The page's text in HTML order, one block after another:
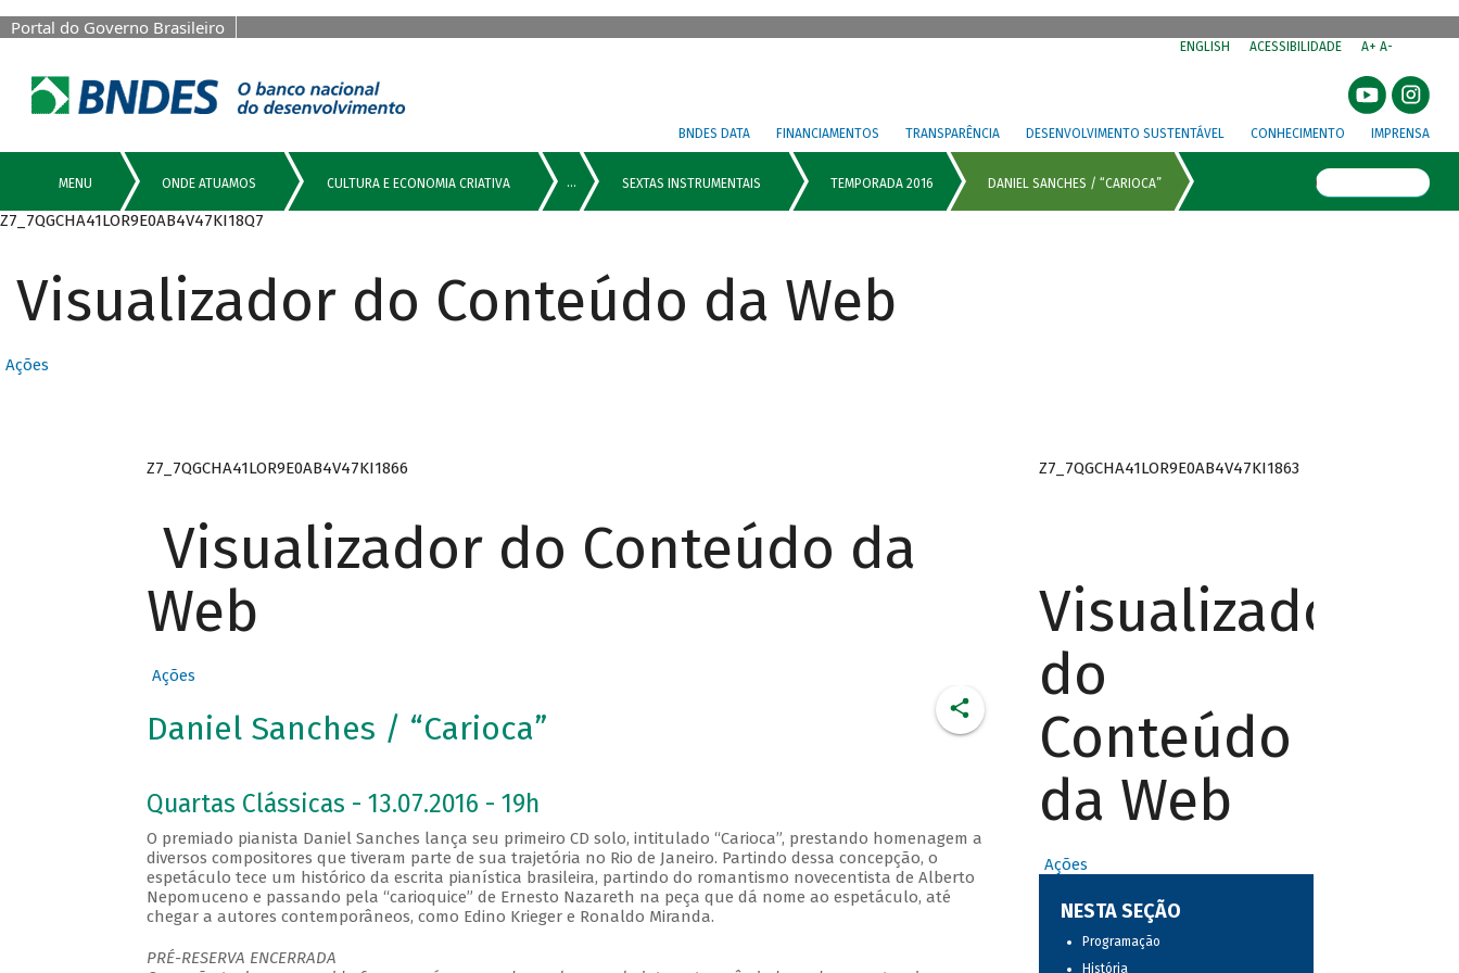
Portal do Governo Brasileiro
ENGLISH ACESSIBILIDADE A+ A-
BNDES DATA FINANCIAMENTOS TRANSPARÊNCIA DESENVOLVIMENTO SUSTENTÁVEL CONHECIMENTO IMPRENSA
Z7_7QGCHA41LOR9E0AB4V47KI18Q7
Visualizador do Conteúdo da Web
Ações
Z7_7QGCHA41LOR9E0AB4V47KI1866
Visualizador do Conteúdo da
Web
Ações
Daniel Sanches / “Carioca”
Quartas Clássicas - 13.07.2016 - 19h
O premiado pianista Daniel Sanches lança seu primeiro CD solo, intitulado “Carioca”, prestando homenagem a
diversos compositores que tiveram parte de sua trajetória no Rio de Janeiro. Partindo dessa concepção, o
espetáculo tece um histórico da escrita pianística brasileira, partindo do romantismo novecentista de Alberto
Nepomuceno e passando pela “carioquice” de Ernesto Nazareth na peça que dá nome ao espetáculo, até
chegar a autores contemporâneos, como Edino Krieger e Ronaldo Miranda.
PRÉ-RESERVA ENCERRADA
Z7_7QGCHA41LOR9E0AB4V47KI1863
Visualizador
do
Conteúdo
da Web
Ações
NESTA SEÇÃO
Programação
História